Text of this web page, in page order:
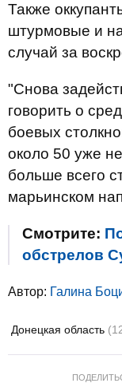
Также
штурмовые и
случай за
"Снова
говорить о
боевых
около 50 уже
больше всего
марьинском
Смотрите:
обстрелов
Автор: Галина
Донецкая область